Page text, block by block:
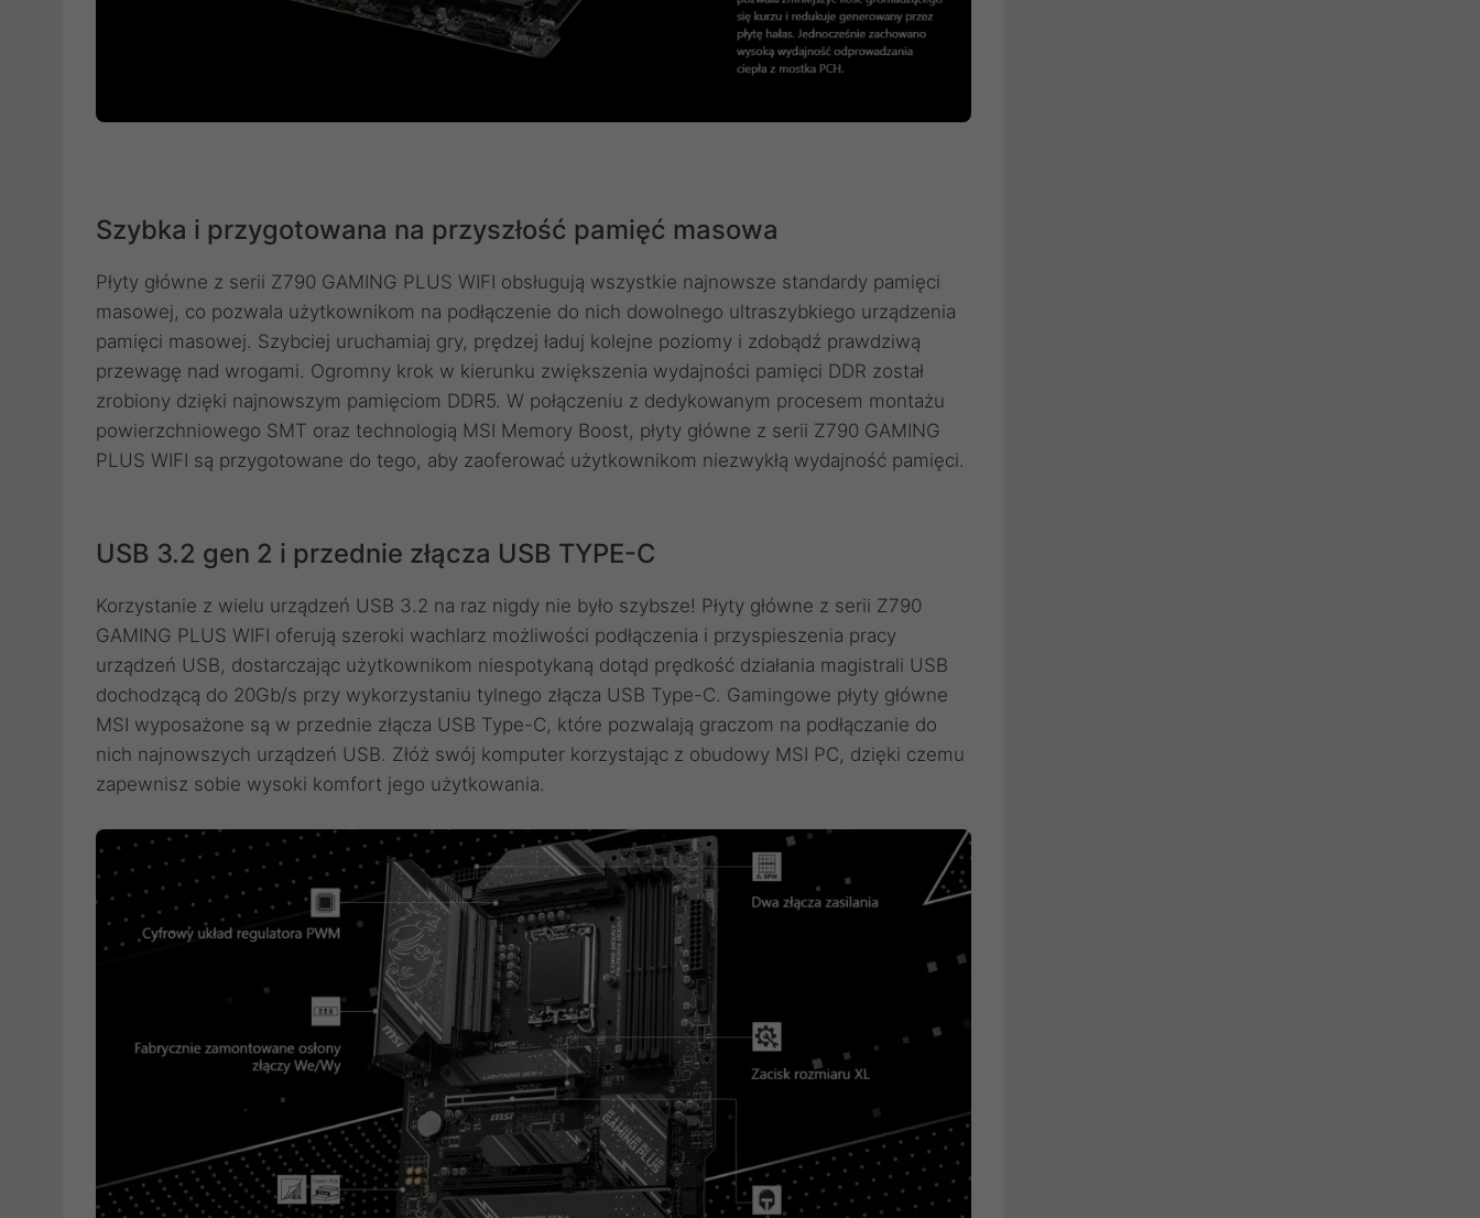
Szybka i przygotowana na przyszłość pamięć masowa
Płyty główne z serii Z790 GAMING PLUS WIFI obsługują wszystkie najnowsze standardy pamięci
masowej, co pozwala użytkownikom na podłączenie do nich dowolnego ultraszybkiego urządzenia
pamięci masowej. Szybciej uruchamiaj gry, prędzej ładuj kolejne poziomy i zdobądź prawdziwą
przewagę nad wrogami. Ogromny krok w kierunku zwiększenia wydajności pamięci DDR został
zrobiony dzięki najnowszym pamięciom DDR5. W połączeniu z dedykowanym procesem montażu
powierzchniowego SMT oraz technologią MSI Memory Boost, płyty główne z serii Z790 GAMING
PLUS WIFI są przygotowane do tego, aby zaoferować użytkownikom niezwykłą wydajność pamięci.
USB 3.2 gen 2 i przednie złącza USB TYPE-C
Korzystanie z wielu urządzeń USB 3.2 na raz nigdy nie było szybsze! Płyty główne z serii Z790
GAMING PLUS WIFI oferują szeroki wachlarz możliwości podłączenia i przyspieszenia pracy
urządzeń USB, dostarczając użytkownikom niespotykaną dotąd prędkość działania magistrali USB
dochodzącą do 20Gb/s przy wykorzystaniu tylnego złącza USB Type-C. Gamingowe płyty główne
MSI wyposażone są w przednie złącza USB Type-C, które pozwalają graczom na podłączanie do
nich najnowszych urządzeń USB. Złóż swój komputer korzystając z obudowy MSI PC, dzięki czemu
zapewnisz sobie wysoki komfort jego użytkowania.